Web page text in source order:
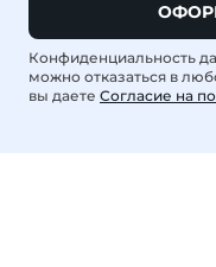
Конфиденциальность
можно отказаться в
вы даете Согласие на